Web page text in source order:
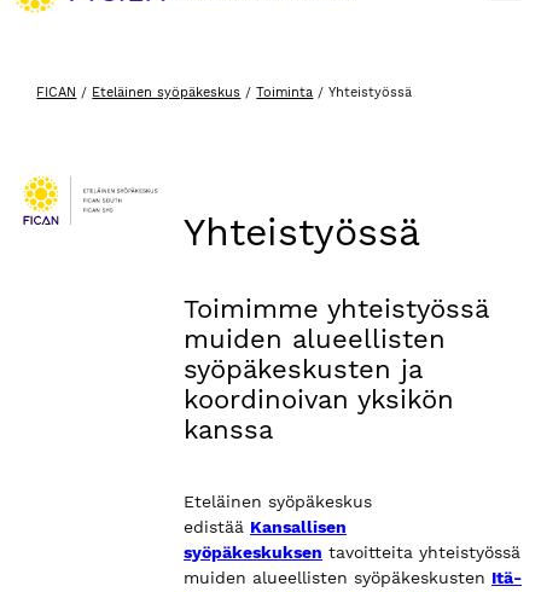
FICAN / Eteläinen syöpäkeskus /Toiminta /Yhteistyössä
Yhteistyössä
Toimimme yhteistyössä
muiden alueellisten
syöpäkeskusten ja
koordinoivan yksikön
kanssa
Eteläinen syöpäkeskus
edistää Kansallisen
syöpäkeskuksen tavoitteita yhteistyössä
muiden alueellisten syöpäkeskusten Itä-